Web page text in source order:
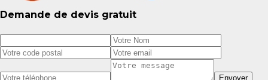
Demande de devis gratuit